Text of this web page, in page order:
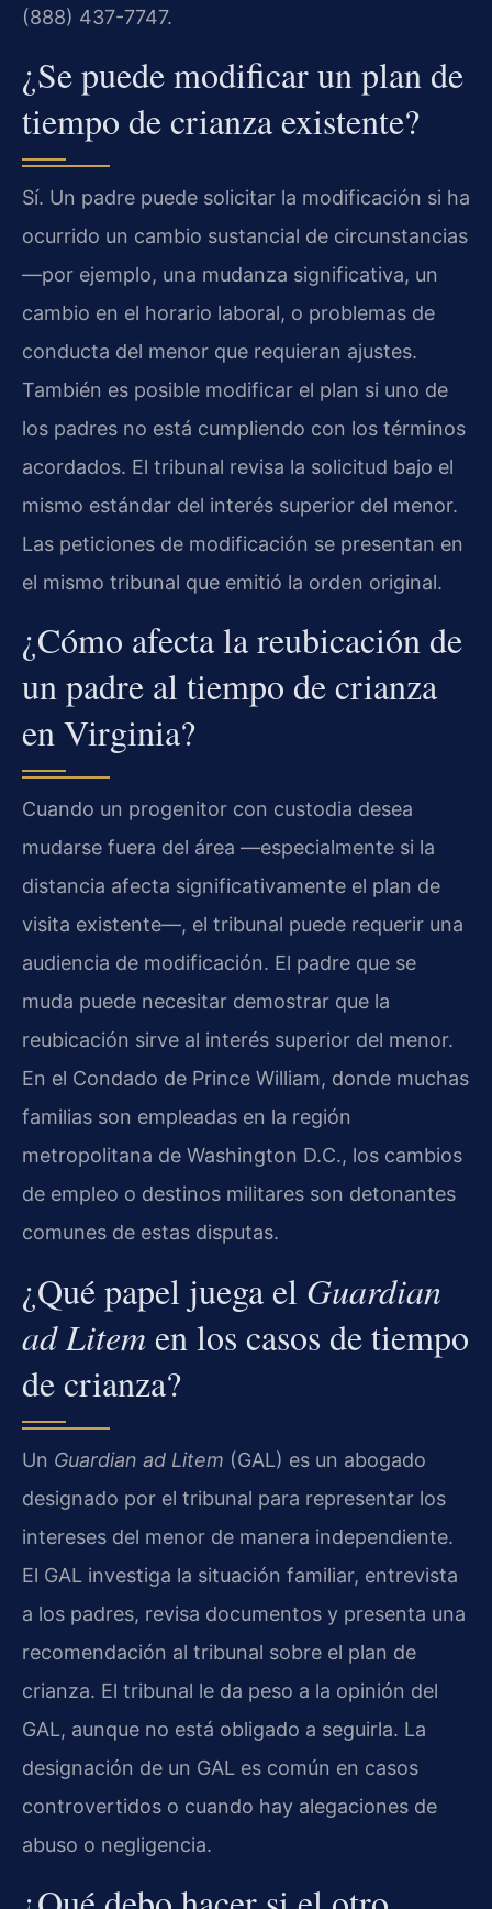
(888) 437-7747.
¿Se puede modificar un plan de
tiempo de crianza existente?
Sí. Un padre puede solicitar la modificación si ha
ocurrido un cambio sustancial de circunstancias
—por ejemplo, una mudanza significativa, un
cambio en el horario laboral, o problemas de
conducta del menor que requieran ajustes.
También es posible modificar el plan si uno de
los padres no está cumpliendo con los términos
acordados. El tribunal revisa la solicitud bajo el
mismo estándar del interés superior del menor.
Las peticiones de modificación se presentan en
el mismo tribunal que emitió la orden original.
¿Cómo afecta la reubicación de
un padre al tiempo de crianza
en Virginia?
Cuando un progenitor con custodia desea
mudarse fuera del área —especialmente si la
distancia afecta significativamente el plan de
visita existente—, el tribunal puede requerir una
audiencia de modificación. El padre que se
muda puede necesitar demostrar que la
reubicación sirve al interés superior del menor.
En el Condado de Prince William, donde muchas
familias son empleadas en la región
metropolitana de Washington D.C., los cambios
de empleo o destinos militares son detonantes
comunes de estas disputas.
¿Qué papel juega el Guardian
ad Litemen los casos de tiempo
de crianza?
Un Guardian ad Litem (GAL) es un abogado
designado por el tribunal para representar los
intereses del menor de manera independiente.
El GAL investiga la situación familiar, entrevista
a los padres, revisa documentos y presenta una
recomendación al tribunal sobre el plan de
crianza. El tribunal le da peso a la opinión del
GAL, aunque no está obligado a seguirla. La
designación de un GAL es común en casos
controvertidos o cuando hay alegaciones de
abuso o negligencia.